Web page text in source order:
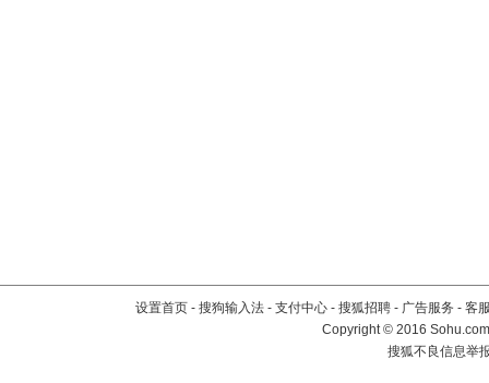
设置首页 - 搜狗输入法 - 支付中心 - 搜狐招聘 - 广告服务 - 客
Copyright©2016
搜狐不良信息举